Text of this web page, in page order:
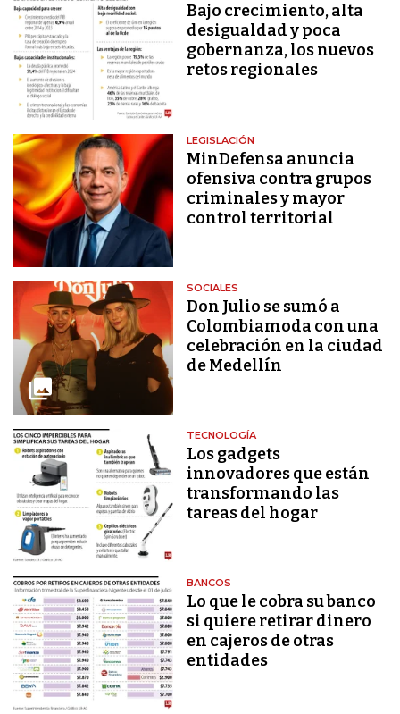
Bajo crecimiento, alta
desigualdad y poca
gobernanza, los nuevos
retos regionales
LEGISLACIÓN
MinDefensa anuncia
ofensiva contra grupos
criminales y mayor
control territorial
SOCIALES
Don Julio se sumó a
Colombiamoda con una
celebración en la ciudad
de Medellín
TECNOLOGÍA
Los gadgets
innovadores que están
transformando las
tareas del hogar
BANCOS
Lo que le cobra su banco
si quiere retirar dinero
en cajeros de otras
entidades